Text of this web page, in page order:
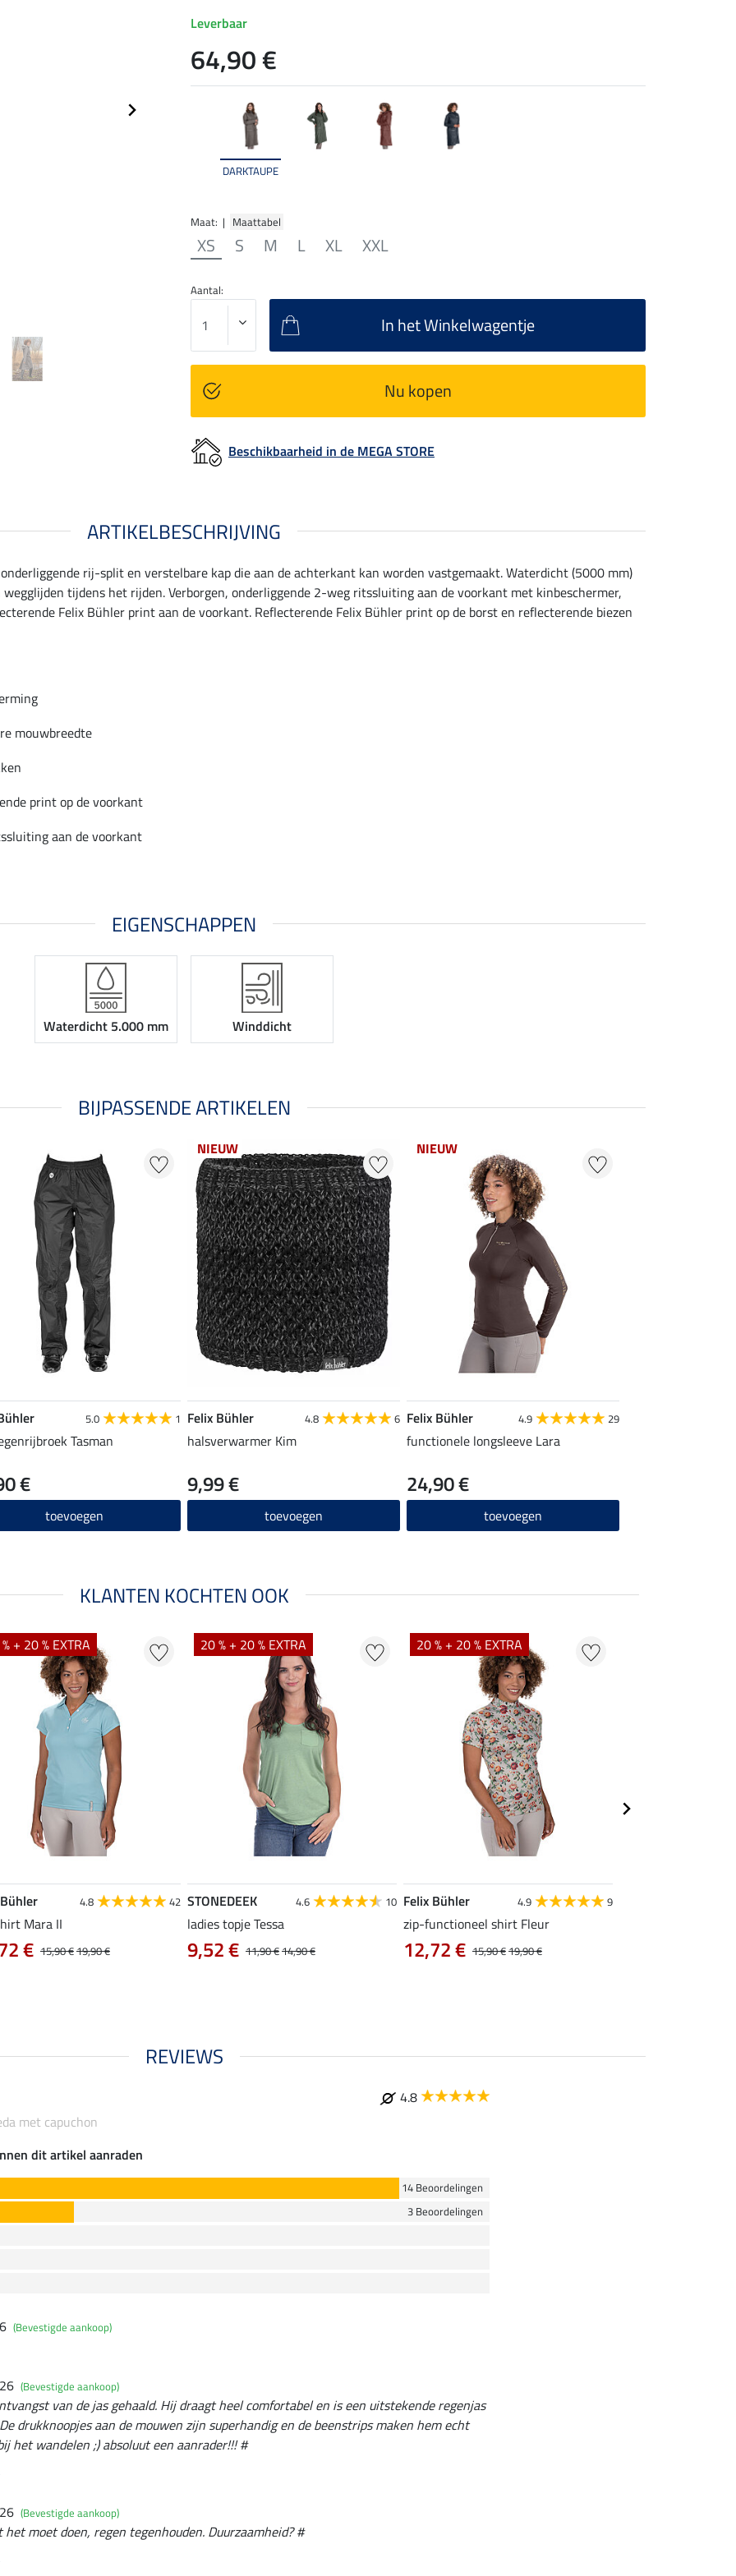
DARKTAUPE
Maat: | Maattabel
XS S M L XL XXL
Leverbaar
64,90 €
Aantal:
In het Winkelwagentje
Nu kopen
Beschikbaarheid in de MEGA STORE
ARTIKELBESCHRIJVING
rij-split en verstelbare kap die aan de achterkant kan worden vastgemaakt. Waterdicht (5000 mm)
tijdens het rijden. Verborgen, onderliggende 2-weg ritssluiting aan de voorkant met kinbeschermer,
Felix Bühler print aan de voorkant. Reflecterende Felix Bühler print op de borst en reflecterende biezen
mouwbreedte
print op de voorkant
aan de voorkant
EIGENSCHAPPEN
Waterdicht 5.000 mm Winddicht
BIJPASSENDE ARTIKELEN
5.0 1
Tasman
€
toevoegen
NIEUW
Felix Bühler 4.8 6
halsverwarmer Kim
9,99 €
toevoegen
NIEUW
Felix Bühler 4.9 29
functionele longsleeve Lara
24,90 €
toevoegen
KLANTEN KOCHTEN OOK
+ 20 % EXTRA
4.8 42
Mara II
15,90 €19,90 €
€
20 % + 20 % EXTRA
STONEDEEK 4.6 10
ladies topje Tessa
11,90 €14,90 €
9,52 €
20 % + 20 % EXTRA
Felix Bühler 4.9 9
zip-functioneel shirt Fleur
15,90 €19,90 €
12,72 €
REVIEWS
4.8
met capuchon
dit artikel aanraden
14 Beoordelingen
3 Beoordelingen
(Bevestigde aankoop)
(Bevestigde aankoop)
van de jas gehaald. Hij draagt heel comfortabel en is een uitstekende regenjas
drukknoopjes aan de mouwen zijn superhandig en de beenstrips maken hem echt
het wandelen ;) absoluut een aanrader!!! #
(Bevestigde aankoop)
moet doen, regen tegenhouden. Duurzaamheid? #